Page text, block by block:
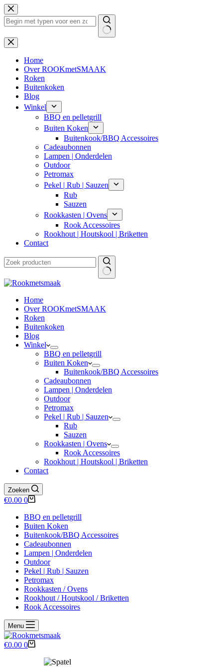
Ga
naar
de
Geen
resultaten
Home
Over ROOKmetSMAAK
Roken
Buitenkoken
Blog
Winkel
BBQ en pelletgrill
Buiten Koken
Buitenkook/BBQ Accessoires
Cadeaubonnen
Lampen | Onderdelen
Outdoor
Petromax
Pekel | Rub | Sauzen
Rub
Sauzen
Rookkasten | Ovens
Rook Accessoires
Rookhout | Houtskool | Briketten
Contact
Home
Over ROOKmetSMAAK
Roken
Buitenkoken
Blog
Winkel
BBQ en pelletgrill
Buiten Koken
Buitenkook/BBQ Accessoires
Cadeaubonnen
Lampen | Onderdelen
Outdoor
Petromax
Pekel | Rub | Sauzen
Rub
Sauzen
Rookkasten | Ovens
Rook Accessoires
Rookhout | Houtskool | Briketten
Contact
Zoeken
Winkelwagen
€0.00 0
BBQ en pelletgrill
Buiten Koken
Buitenkook/BBQ Accessoires
Cadeaubonnen
Lampen | Onderdelen
Outdoor
Pekel | Rub | Sauzen
Petromax
Rookkasten / Ovens
Rookhout / Houtskool / Briketten
Rook Accessoires
Menu
Winkelwagen
€0.00 0